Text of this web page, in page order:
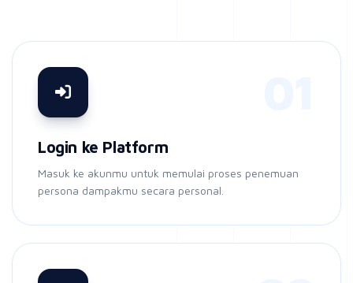
Login ke Platform
Masuk ke akunmu untuk memulai proses penemuan
persona dampakmu secara personal.